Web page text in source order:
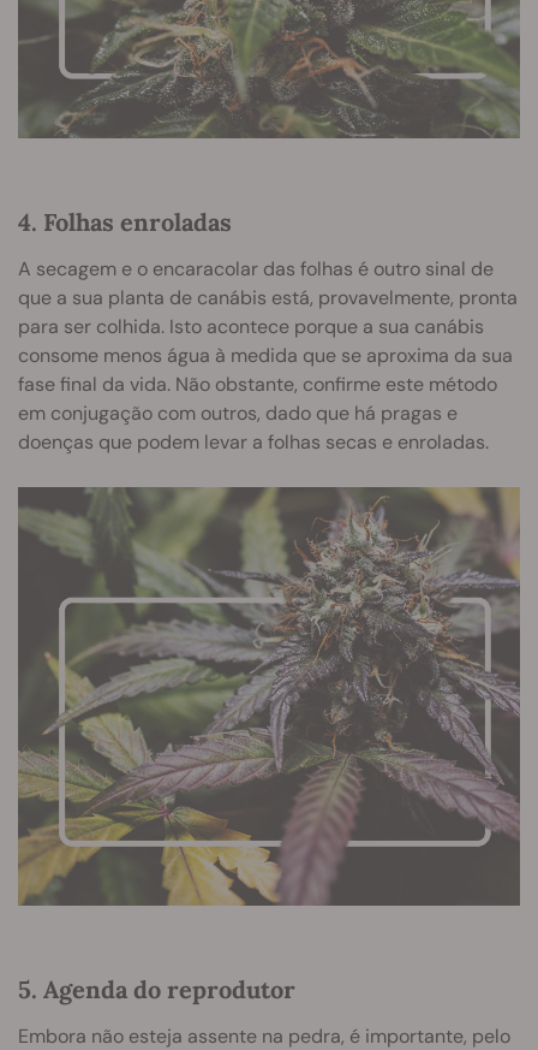
4. Folhas enroladas
A secagem e o encaracolar das folhas é outro sinal de
que a sua planta de canábis está, provavelmente, pronta
para ser colhida. Isto acontece porque a sua canábis
consome menos água à medida que se aproxima da sua
fase final da vida. Não obstante, confirme este método
em conjugação com outros, dado que há pragas e
doenças que podem levar a folhas secas e enroladas.
5. Agenda do reprodutor
Embora não esteja assente na pedra, é importante, pelo